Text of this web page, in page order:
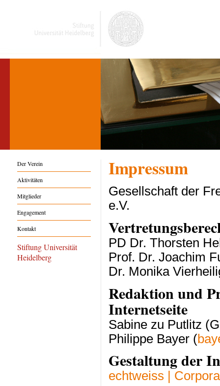
Der Verein
Aktivitäten
Mitglieder
Engagement
Kontakt
Stiftung Universität
Heidelberg
Impressum
Gesellschaft der
e.V.
PD Dr. Thorsten
Prof. Dr. Joachim
Dr. Monika
Redaktion und
Internetseite
Sabine zu Putlitz
Philippe Bayer (
Gestaltung der
echtweiss |